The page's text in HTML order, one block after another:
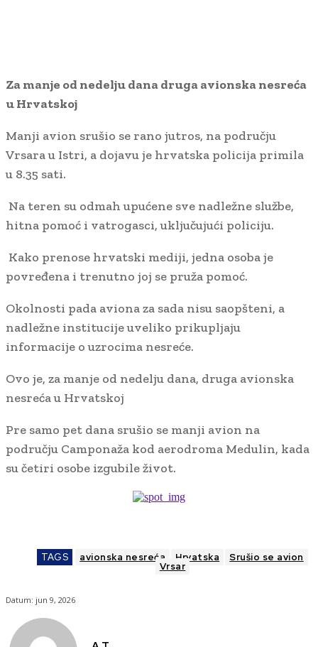
Za manje od nedelju dana druga avionska nesreća
u Hrvatskoj
Manji avion srušio se rano jutros, na području
Vrsara u Istri, a dojavu je hrvatska policija primila
u 8.35 sati.
Na teren su odmah upućene sve nadležne službe,
hitna pomoć i vatrogasci, uključujući policiju.
Kako prenose hrvatski mediji, jedna osoba je
povređena i trenutno joj se pruža pomoć.
Okolnosti pada aviona za sada nisu saopšteni, a
nadležne institucije uveliko prikupljaju
informacije o uzrocima nesreće.
Ovo je, za manje od nedelju dana, druga avionska
nesreća u Hrvatskoj
Pre samo pet dana srušio se manji avion na
području Camponaža kod aerodroma Medulin, kada
su četiri osobe izgubile život.
TAGS avionska nesreća Hrvatska Srušio se avion
Vrsar
Datum: jun 9, 2026